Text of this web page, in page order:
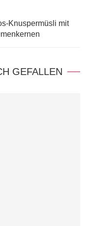
Knuspermüsli mit
GEFALLEN